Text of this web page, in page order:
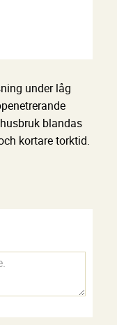
under låg
blandas
kortare torktid.